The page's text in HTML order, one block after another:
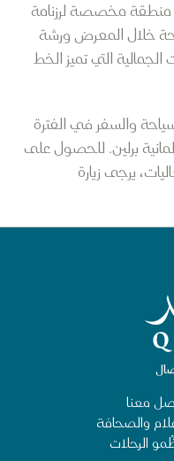
منطقة مخصصة لرزنامة
خلال المعرض ورشة
التي تميز الخط
والسفر في الفترة
برلين. للحصول على
يرجى زيارة
لقطر للسياحة
معنا
والصحافة
الرحلات